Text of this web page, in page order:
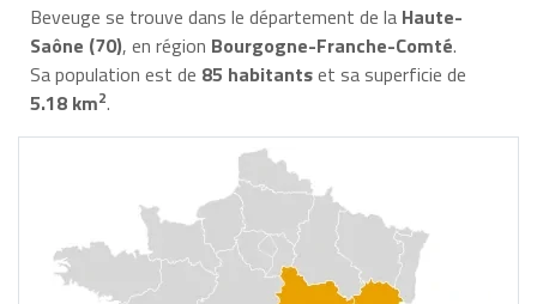
Beveuge se trouve dans le département de la Haute-
Saône (70), en région Bourgogne-Franche-Comté.
Sa population est de 85 habitantset sa superficie de
5.18 km2.